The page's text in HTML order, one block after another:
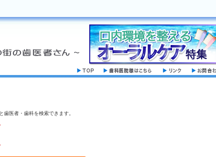
医者・歯科を検索できます。